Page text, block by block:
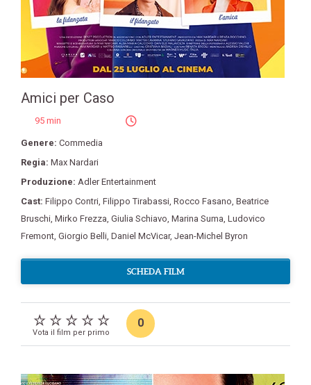
Amici per Caso
95 min
Genere: Commedia
Regia: Max Nardari
Produzione: Adler Entertainment
Cast: Filippo Contri, Filippo Tirabassi, Rocco Fasano, Beatrice
Bruschi, Mirko Frezza, Giulia Schiavo, Marina Suma, Ludovico
Fremont, Giorgio Belli, Daniel McVicar, Jean-Michel Byron
SCHEDA FILM
Vota il film per primo
0